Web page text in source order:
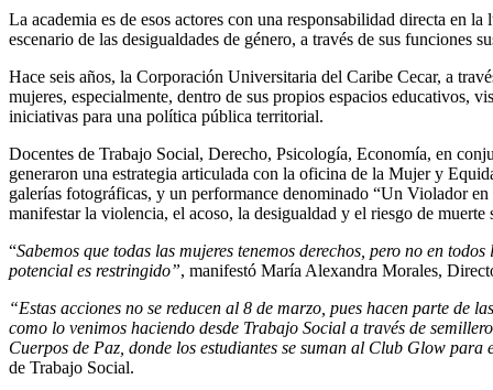
La academia es de esos actores con una responsabilidad directa en
escenario de las desigualdades de género, a través de sus funciones
Hace seis años, la Corporación Universitaria del Caribe Cecar, a
mujeres, especialmente, dentro de sus propios espacios educativos,
iniciativas para una política pública territorial.
Docentes de Trabajo Social, Derecho, Psicología, Economía, en
generaron una estrategia articulada con la oficina de la Mujer y
galerías fotográficas, y un performance denominado “Un Violador
manifestar la violencia, el acoso, la desigualdad y el riesgo de muerte
“Sabemos que todas las mujeres tenemos derechos, pero no en
potencial es restringido”, manifestó María Alexandra Morales,
“Estas acciones no se reducen al 8 de marzo, pues hacen parte de
como lo venimos haciendo desde Trabajo Social a través de
Cuerpos de Paz, donde los estudiantes se suman al Club Glow para
de Trabajo Social.